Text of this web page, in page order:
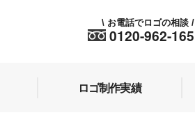
0120-962-165
\ お電話でロゴの相談 /
ロゴ制作実績